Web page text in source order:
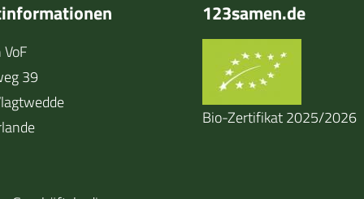
39
123samen.de
Bio-Zertifikat 2025/2026